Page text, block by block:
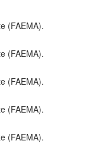
(FAEMA).
(FAEMA).
(FAEMA).
(FAEMA).
(FAEMA).